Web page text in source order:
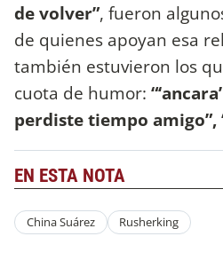
de volver”, fueron
de quienes apoyan esa
también estuvieron los
cuota de humor:
perdiste tiempo amigo”,
EN ESTA NOTA
China Suárez Rusherking